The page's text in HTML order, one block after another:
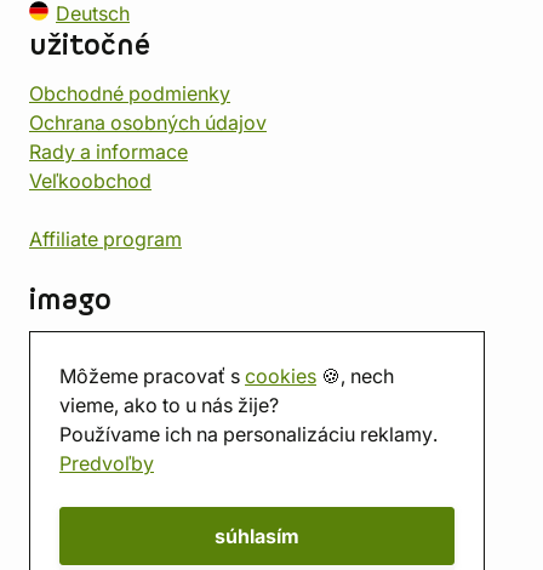
Môžeme pracovať s cookies 🍪, nech
vieme, ako to u nás žije?
Používame ich na personalizáciu reklamy.
Predvoľby
súhlasím
Deutsch
užitočné
Obchodné podmienky
Ochrana osobných údajov
Rady a informace
Veľkoobchod
Affiliate program
imago
Predajňa
Herňa
O nás
Hodnotenie obchodu